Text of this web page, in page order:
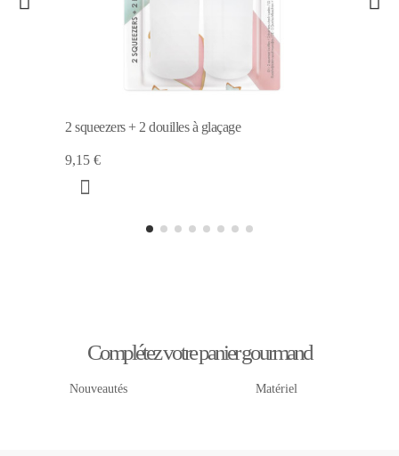
2 squeezers + 2 douilles à glaçage
9,15 €
Complétez votre panier gourmand
Nouveautés Matériel